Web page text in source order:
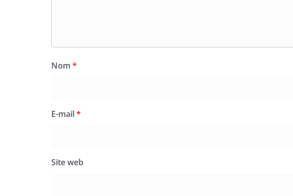
Nom *
E-mail*
Site web